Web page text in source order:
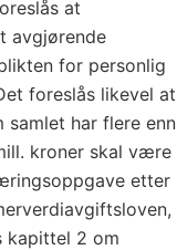
at
avgjørende
for personlig
foreslås likevel at
samlet har flere enn
kroner skal være
etter
kapittel 2 om